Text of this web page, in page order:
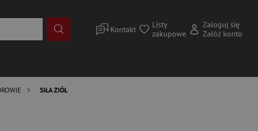
Kontakt
Listy
zakupowe
Zaloguj się
Załóż konto
SIŁA ZIÓŁ